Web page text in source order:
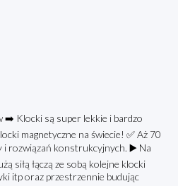
➡️ Klocki są super lekkie i bardzo
magnetyczne na świecie! ✅ Aż 70
i rozwiązań konstrukcyjnych. ▶️ Na
siłą łączą ze sobą kolejne klocki
itp oraz przestrzennie budując